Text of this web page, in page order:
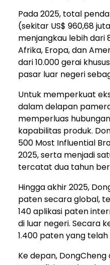
Pada 2025, total
(sekitar US$ 960,68
menjangkau lebih dari
Afrika, Eropa, dan
dari 10.000 gerai
pasar luar negeri
Untuk memperkuat
dalam delapan
memperluas
kapabilitas produk.
500 Most Influential
2025, serta menjadi
tercatat dua tahun
Hingga akhir 2025,
paten secara global,
140 aplikasi paten
di luar negeri. Secara
1.400 paten yang telah
Ke depan,